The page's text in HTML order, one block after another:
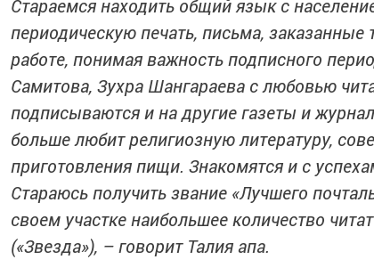
Стараемся находить общий язык с
периодическую печать, письма,
работе, понимая важность подписного
Самитова, Зухра Шангараева с любовью
подписываются и на другие газеты и
больше любит религиозную литературу,
приготовления пищи. Знакомятся и с
Стараюсь получить звание «Лучшего
своем участке наибольшее количество
(«Звезда»), – говорит Талия апа.